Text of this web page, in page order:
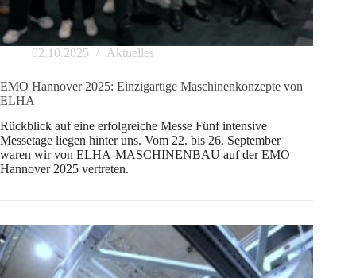
02.10.2025 Aktuelles
EMO Hannover 2025: Einzigartige Maschinenkonzepte von
ELHA
Rückblick auf eine erfolgreiche Messe Fünf intensive
Messetage liegen hinter uns. Vom 22. bis 26. September
waren wir von ELHA-MASCHINENBAU auf der EMO
Hannover 2025 vertreten.